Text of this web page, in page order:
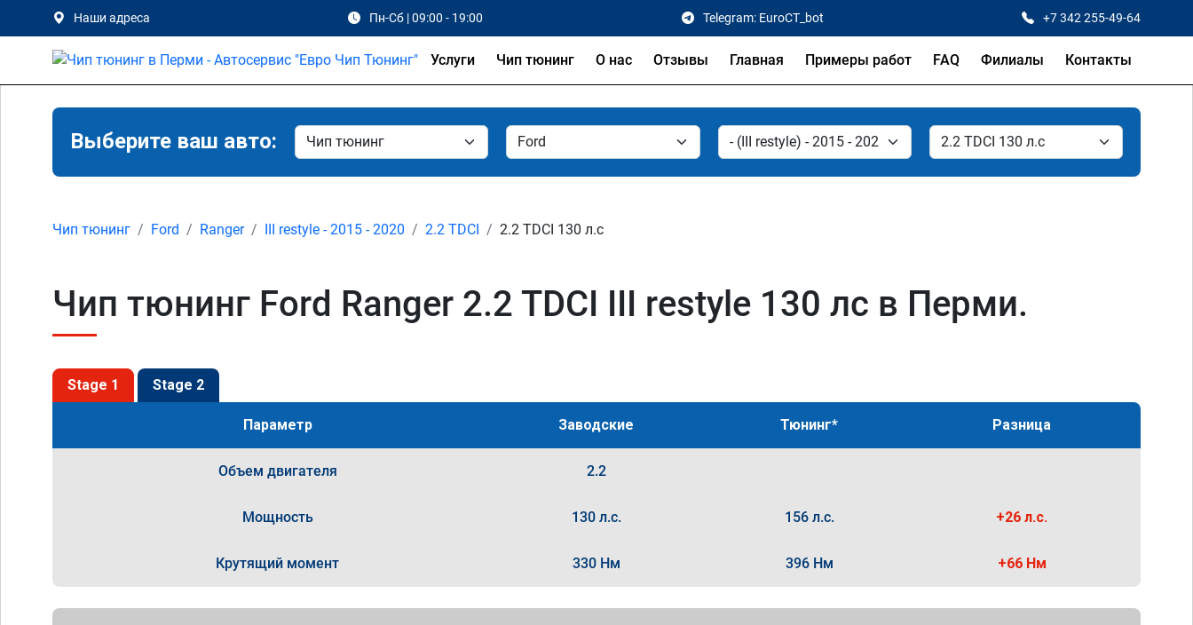
Наши адреса Пн-Сб | 09:00 - 19:00 Telegram: EuroCT_bot +7 342 255-49-64
Услуги Чип тюнинг О нас Отзывы Главная Примеры работ FAQ Филиалы Контакты
Выберите ваш авто:
Чип тюнинг Ford Ranger III restyle - 2015 - 2020 2.2 TDCI 2.2 TDCI 130 л.с
Чип тюнинг Ford Ranger 2.2 TDCI III restyle 130 лс в Перми.
Stage 1 Stage 2
Параметр Заводские Тюнинг* Разница
Объем двигателя 2.2
Мощность 130 л.с. 156 л.с. +26 л.с.
Крутящий момент 330 Нм 396 Нм +66 Нм